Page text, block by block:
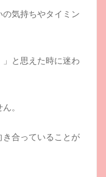
気持ちやタイミン
と思えた時に迷わ
。
合っていることが